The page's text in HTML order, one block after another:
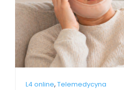
L4 online,Telemedycyna